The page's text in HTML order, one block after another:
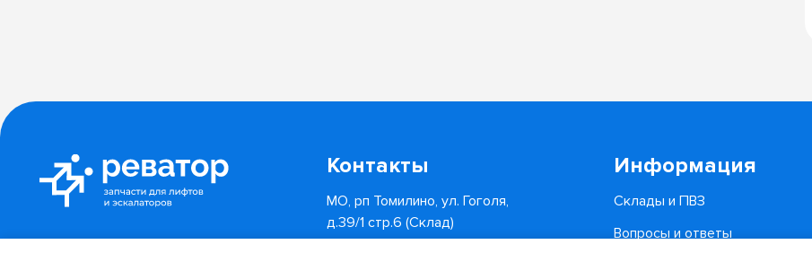
Контакты
МО, рп Томилино, ул. Гоголя,
д.39/1 стр.6 (Склад)
Информация
Склады и ПВЗ
Вопросы и ответы